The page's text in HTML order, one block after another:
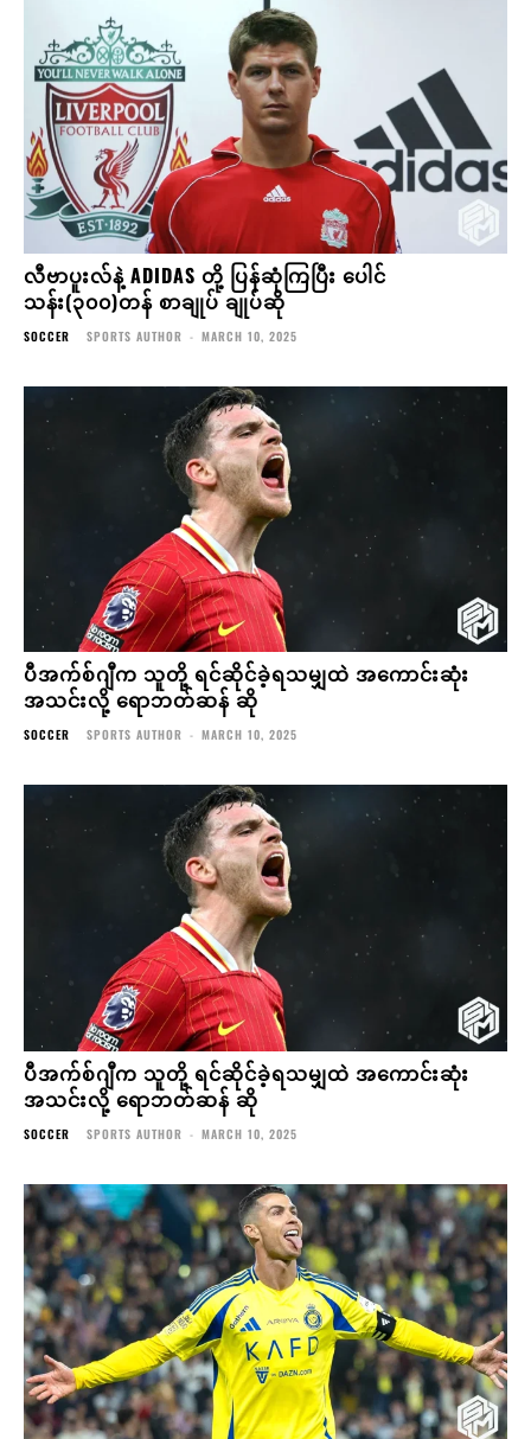
လီဗာပူးလ်နဲ့ ADIDAS တို့ ပြန်ဆုံကြပြီး ပေါင်
သန်း(၃၀၀)တန် စာချုပ် ချုပ်ဆို
SOCCER SPORTS AUTHOR - MARCH 10, 2025
ပီအက်စ်ဂျီက သူတို့ ရင်ဆိုင်ခဲ့ရသမျှထဲ အကောင်းဆုံး
အသင်းလို့ ရောဘတ်ဆန် ဆို
SOCCER SPORTS AUTHOR - MARCH 10, 2025
ပီအက်စ်ဂျီက သူတို့ ရင်ဆိုင်ခဲ့ရသမျှထဲ အကောင်းဆုံး
အသင်းလို့ ရောဘတ်ဆန် ဆို
SOCCER SPORTS AUTHOR - MARCH 10, 2025